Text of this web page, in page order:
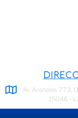
Av. Arenales 773,
15046 -